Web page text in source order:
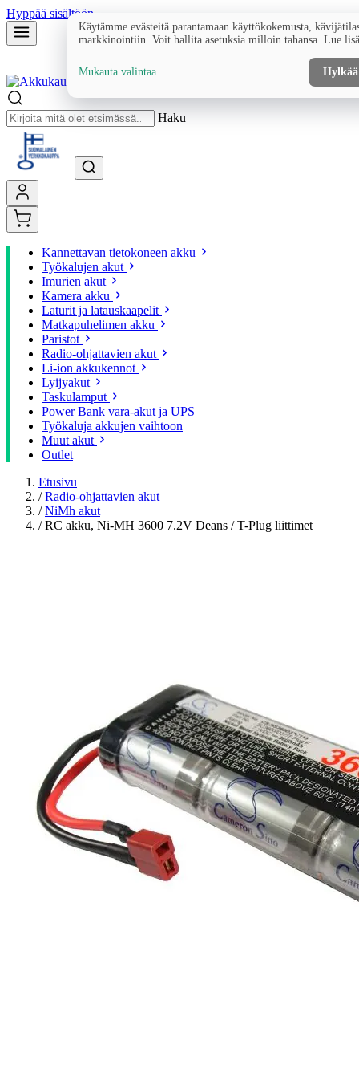
Hyppää sisältöön
Haku
Kannettavan tietokoneen akku
Työkalujen akut
Imurien akut
Kamera akku
Laturit ja latauskaapelit
Matkapuhelimen akku
Paristot
Radio-ohjattavien akut
Li-ion akkukennot
Lyijyakut
Taskulamput
Power Bank vara-akut ja UPS
Työkaluja akkujen vaihtoon
Muut akut
Outlet
Etusivu
/ Radio-ohjattavien akut
/ NiMh akut
/ RC akku, Ni-MH 3600 7.2V Deans / T-Plug liittimet
Käytämme evästeitä parantamaan käyttökokemusta,
markkinointiin. Voit hallita asetuksia milloin tahansa. Lue
Mukauta valintaa Hylkää